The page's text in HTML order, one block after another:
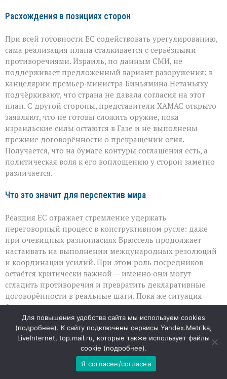
Расхождения в позициях сторон
При всей готовности ЕС содействовать урегулированию,
сама реализация плана сталкивается с серьёзными
противоречиями. Израиль, по данным СМИ, не
поддерживает предложенный вариант разоружения: в
канцелярии премьер‑министра Биньямина Нетаньяху
подчёркивают, что страна не давала согласия на этот
план. С другой стороны, представители ХАМАС открыто
заявляют, что не готовы сложить оружие, пока
израильские силы остаются в Газе и не выполнены
прежние договорённости о прекращении огня.
Получается, что на бумаге контуры соглашения есть, а
политическая воля к его воплощению у сторон заметно
различается.
Что это значит для перспектив мира
Реакция ЕС отражает стремление удержать
переговорный процесс в конструктивном русле: даже
при очевидных разногласиях Брюссель продолжает
настаивать на выполнении международных резолюций
и координации усилий. При этом роль посредников
остаётся критически важной — именно они могут
сгладить противоречия и превратить декларативные
договорённости в реальные шаги. Пока же ситуация
балансирует между осторожным оптимизмом и
пониманием, что путь к устойчивому миру будет долгим
и потребует компромиссов от всех участников.
Для повышения удобства сайта мы используем cookies
(подробнее). К сайту подключены сервисы Yandex.Metrika,
LiveInternet, top.mail.ru, которые также использует файлы
cookie (подробнее).
Я согласен/согласна